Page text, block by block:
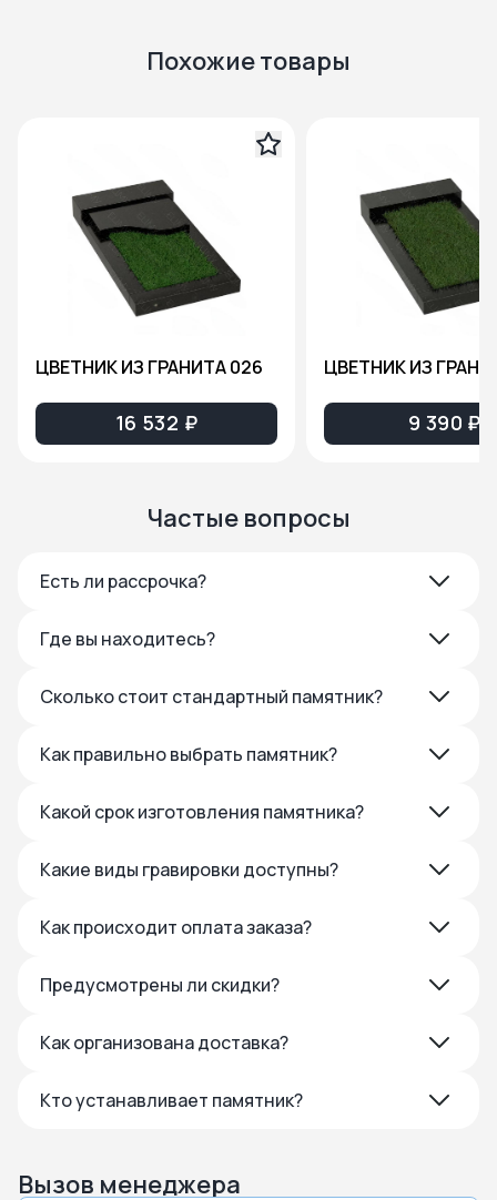
Похожие товары
ЦВЕТНИК ИЗ ГРАНИТА 026
16 532 ₽
ЦВЕТНИК ИЗ
9 390 ₽
Частые вопросы
Есть ли рассрочка?
Где вы находитесь?
Сколько стоит стандартный памятник?
Как правильно выбрать памятник?
Какой срок изготовления памятника?
Какие виды гравировки доступны?
Как происходит оплата заказа?
Предусмотрены ли скидки?
Как организована доставка?
Кто устанавливает памятник?
Вызов менеджера